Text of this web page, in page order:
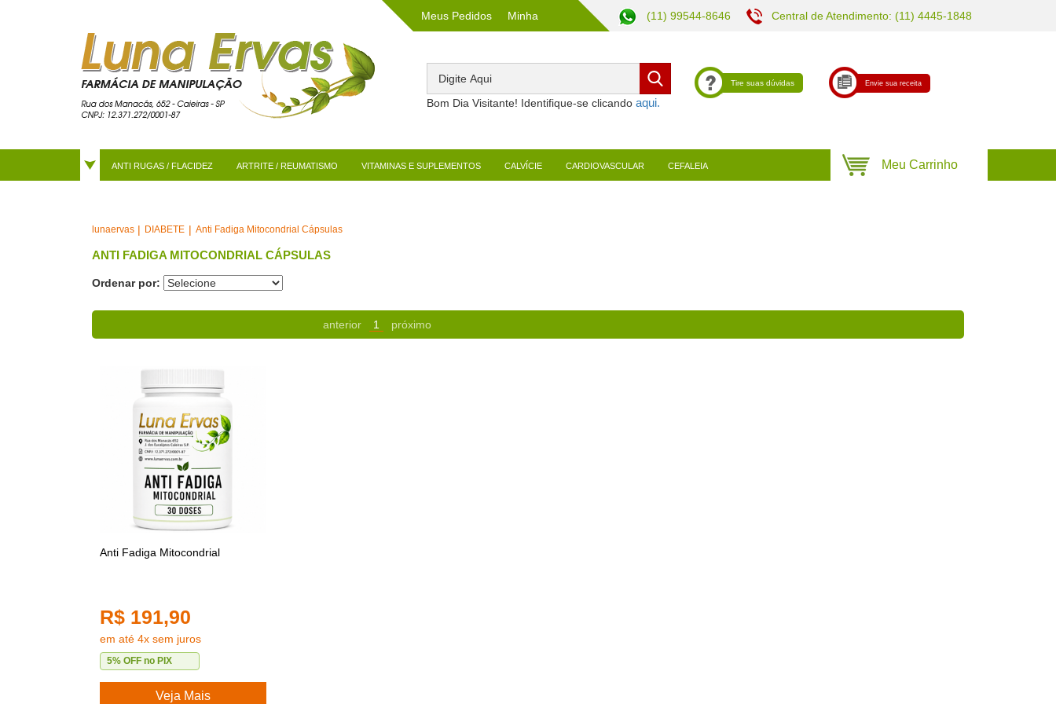
Meus Pedidos Minha (11) 99544-8646 Central de Atendimento: (11) 4445-1848
Bom Dia Visitante! Identifique-se clicando
Tire suas dúvidas Envie sua receita
ANTI RUGAS / FLACIDEZ ARTRITE / REUMATISMO VITAMINAS E SUPLEMENTOS CALVÍCIE CARDIOVASCULAR CEFALEIA
lunaervas DIABETE Anti Fadiga Mitocondrial Cápsulas
ANTI FADIGA MITOCONDRIAL CÁPSULAS
Ordenar por:
anterior 1 próximo
Anti Fadiga Mitocondrial
R$ 191,90
em até 4x sem juros
5% OFF no PIX
Veja Mais